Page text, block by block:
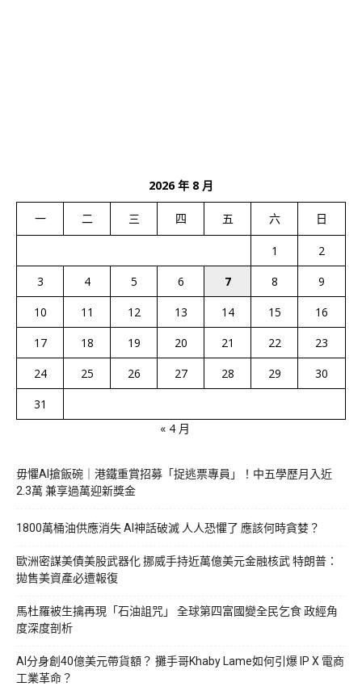
2026 年 8 月
一 二 三 四 五 六 日
1
2
3
4 5 6 7 8
9
10
11 12 13 14 15
16
17
18 19 20 21 22
23
24
25 26 27 28 29
30
31
« 4 月
毋懼AI搶飯碗｜港鐵重賞招募「捉逃票專員」！中五學歷月入近
2.3萬 兼享過萬迎新獎金
1800萬桶油供應消失 AI神話破滅 人人恐懼了 應該何時貪婪？
歐洲密謀美債美股武器化 挪威手持近萬億美元金融核武 特朗普：
拋售美資產必遭報復
馬杜羅被生擒再現「石油詛咒」 全球第四富國變全民乞食 政經角
度深度剖析
AI分身創40億美元帶貨額？ 攤手哥Khaby Lame如何引爆 IP X 電商
工業革命？